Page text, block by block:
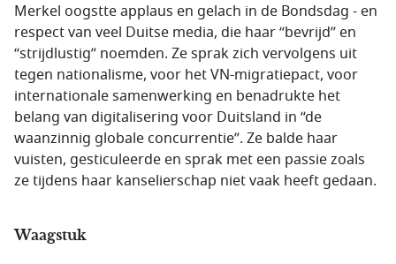
Merkel oogstte applaus en gelach in de Bondsdag - en
respect van veel Duitse media, die haar “bevrijd” en
“strijdlustig” noemden. Ze sprak zich vervolgens uit
tegen nationalisme, voor het VN-migratiepact, voor
internationale samenwerking en benadrukte het
belang van digitalisering voor Duitsland in “de
waanzinnig globale concurrentie”. Ze balde haar
vuisten, gesticuleerde en sprak met een passie zoals
ze tijdens haar kanselierschap niet vaak heeft gedaan.
Waagstuk